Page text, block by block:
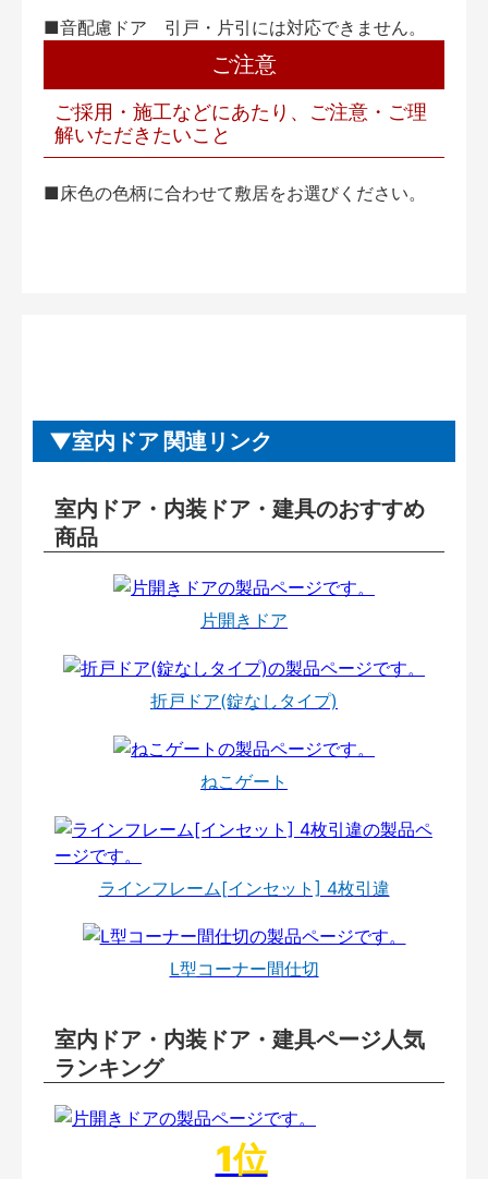
■音配慮ドア 引戸・片引には対応できません。
ご注意
ご採用・施工などにあたり、ご注意・ご理
解いただきたいこと
■床色の色柄に合わせて敷居をお選びください。
室内ドア 関連リンク
室内ドア・内装ドア・建具のおすすめ
商品
片開きドア
折戸ドア(錠なしタイプ)
ねこゲート
ラインフレーム[インセット] 4枚引違
L型コーナー間仕切
室内ドア・内装ドア・建具ページ人気
ランキング